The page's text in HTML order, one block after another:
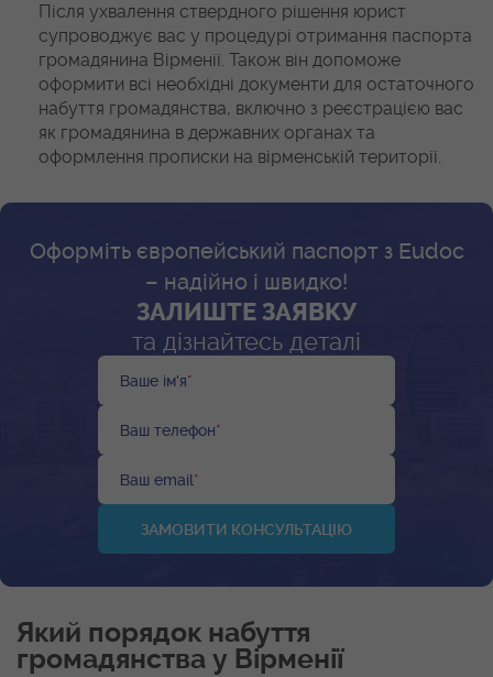
Після ухвалення ствердного рішення юрист
супроводжує вас у процедурі отримання паспорта
громадянина Вірменії. Також він допоможе
оформити всі необхідні документи для остаточного
набуття громадянства, включно з реєстрацією вас
як громадянина в державних органах та
оформлення прописки на вірменській території.
Оформіть європейський паспорт з Eudoc
– надійно і швидко!
ЗАЛИШТЕ ЗАЯВКУ
та дізнайтесь деталі
Ваше ім'я*
Ваш телефон*
Ваш email*
Який порядок набуття
громадянства у Вірменії